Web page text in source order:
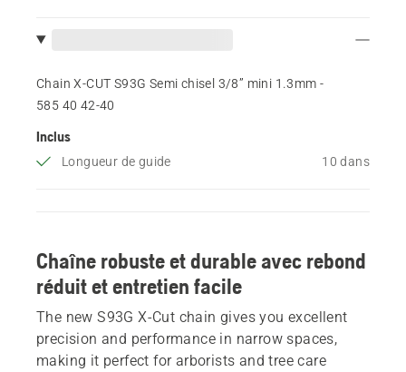
Chain X-CUT S93G Semi chisel 3/8” mini 1.3mm -
585 40 42‑40
Inclus
Longueur de guide 10 dans
Chaîne robuste et durable avec rebond
réduit et entretien facile
The new S93G X-Cut chain gives you excellent
precision and performance in narrow spaces,
making it perfect for arborists and tree care